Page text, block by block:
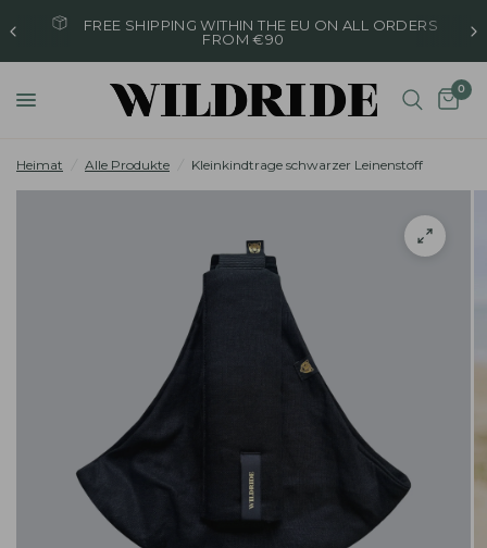
ORDERED ON
WITHIN THE EU ON ALL ORDERS
0
Heimat Alle Produkte Kleinkindtrage schwarzer Leinenstoff